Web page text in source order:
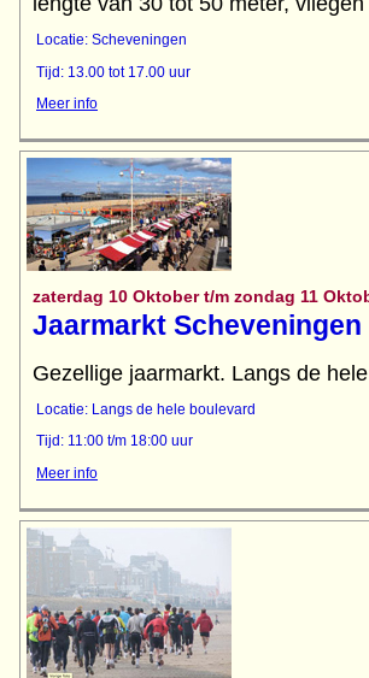
Locatie: Scheveningen
Tijd: 13.00 tot 17.00 uur
Meer info
zaterdag 10 Oktober t/m zondag 11
Jaarmarkt Scheveningen
Gezellige jaarmarkt. Langs de
Locatie: Langs de hele boulevard
Tijd: 11:00 t/m 18:00 uur
Meer info